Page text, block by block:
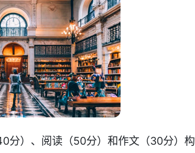
分）、阅读（50分）和作文（30分）构